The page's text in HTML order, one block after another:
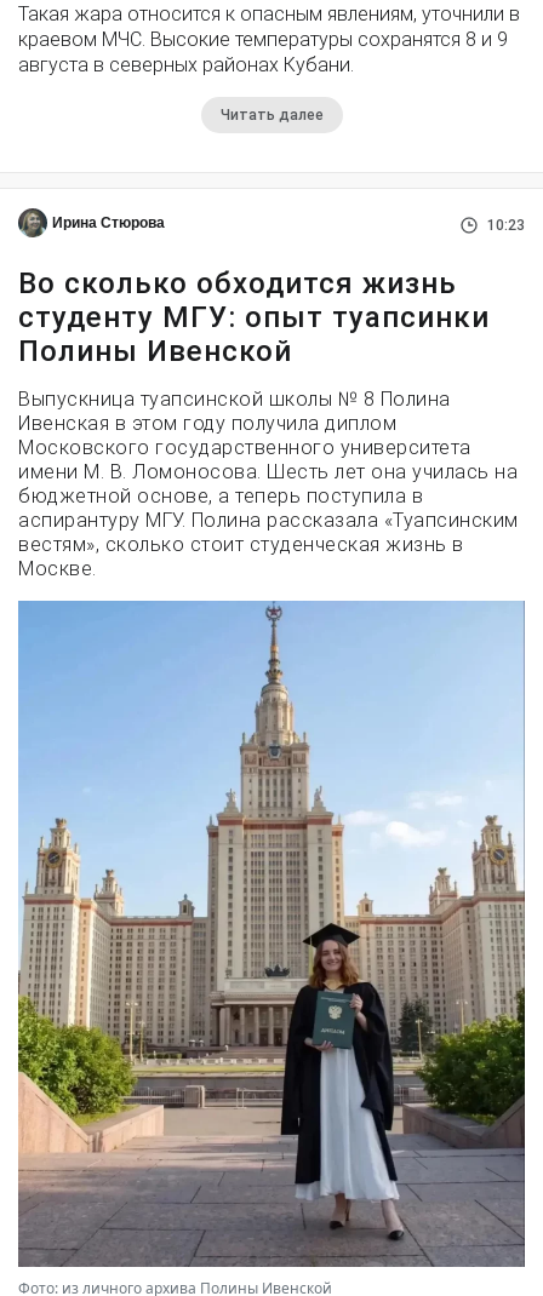
Такая жара относится к опасным явлениям, уточнили в
краевом МЧС. Высокие температуры сохранятся 8 и 9
августа в северных районах Кубани.
Читать далее
Ирина Стюрова 10:23
Во сколько обходится жизнь
студенту МГУ: опыт туапсинки
Полины Ивенской
Выпускница туапсинской школы № 8 Полина
Ивенская в этом году получила диплом
Московского государственного университета
имени М. В. Ломоносова. Шесть лет она училась на
бюджетной основе, а теперь поступила в
аспирантуру МГУ. Полина рассказала «Туапсинским
вестям», сколько стоит студенческая жизнь в
Москве.
Фото: из личного архива Полины Ивенской